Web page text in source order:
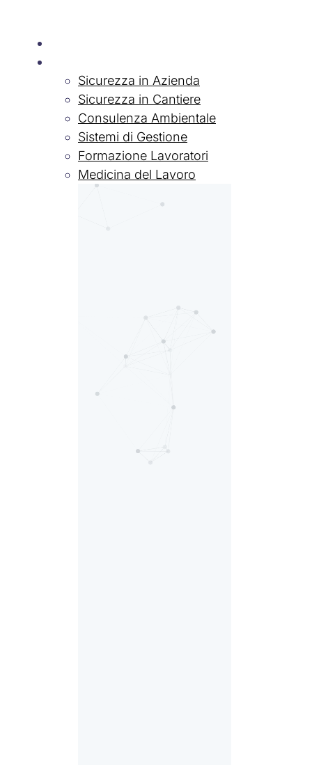
Sicurezza in Azienda
Sicurezza in Cantiere
Consulenza Ambientale
Sistemi di Gestione
Formazione Lavoratori
Medicina del Lavoro